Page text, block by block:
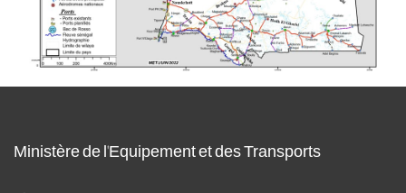
Ministère de l'Equipement et des Transports